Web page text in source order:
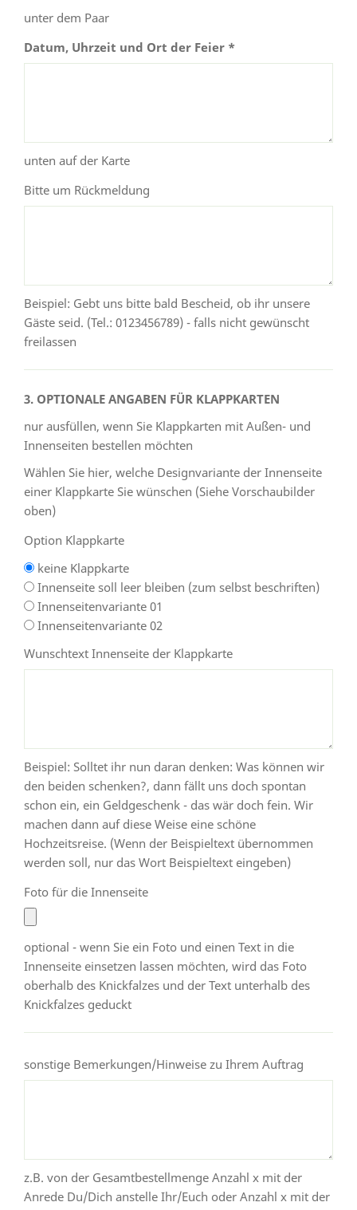
unter dem Paar
Datum, Uhrzeit und Ort der Feier *
unten auf der Karte
Bitte um Rückmeldung
Beispiel: Gebt uns bitte bald Bescheid, ob ihr unsere
Gäste seid. (Tel.: 0123456789) - falls nicht gewünscht
freilassen
3. OPTIONALE ANGABEN FÜR KLAPPKARTEN
nur ausfüllen, wenn Sie Klappkarten mit Außen- und
Innenseiten bestellen möchten
Wählen Sie hier, welche Designvariante der Innenseite
einer Klappkarte Sie wünschen (Siehe Vorschaubilder
oben)
Option Klappkarte
keine Klappkarte
Innenseite soll leer bleiben (zum selbst beschriften)
Innenseitenvariante 01
Innenseitenvariante 02
Wunschtext Innenseite der Klappkarte
Beispiel: Solltet ihr nun daran denken: Was können wir
den beiden schenken?, dann fällt uns doch spontan
schon ein, ein Geldgeschenk - das wär doch fein. Wir
machen dann auf diese Weise eine schöne
Hochzeitsreise. (Wenn der Beispieltext übernommen
werden soll, nur das Wort Beispieltext eingeben)
Foto für die Innenseite
optional - wenn Sie ein Foto und einen Text in die
Innenseite einsetzen lassen möchten, wird das Foto
oberhalb des Knickfalzes und der Text unterhalb des
Knickfalzes geduckt
sonstige Bemerkungen/Hinweise zu Ihrem Auftrag
z.B. von der Gesamtbestellmenge Anzahl x mit der
Anrede Du/Dich anstelle Ihr/Euch oder Anzahl x mit der